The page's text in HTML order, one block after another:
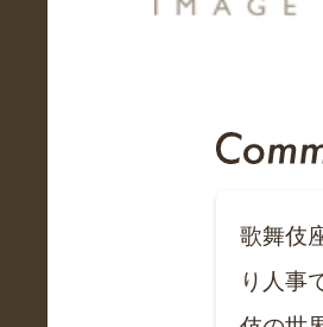
歌舞伎
り人事